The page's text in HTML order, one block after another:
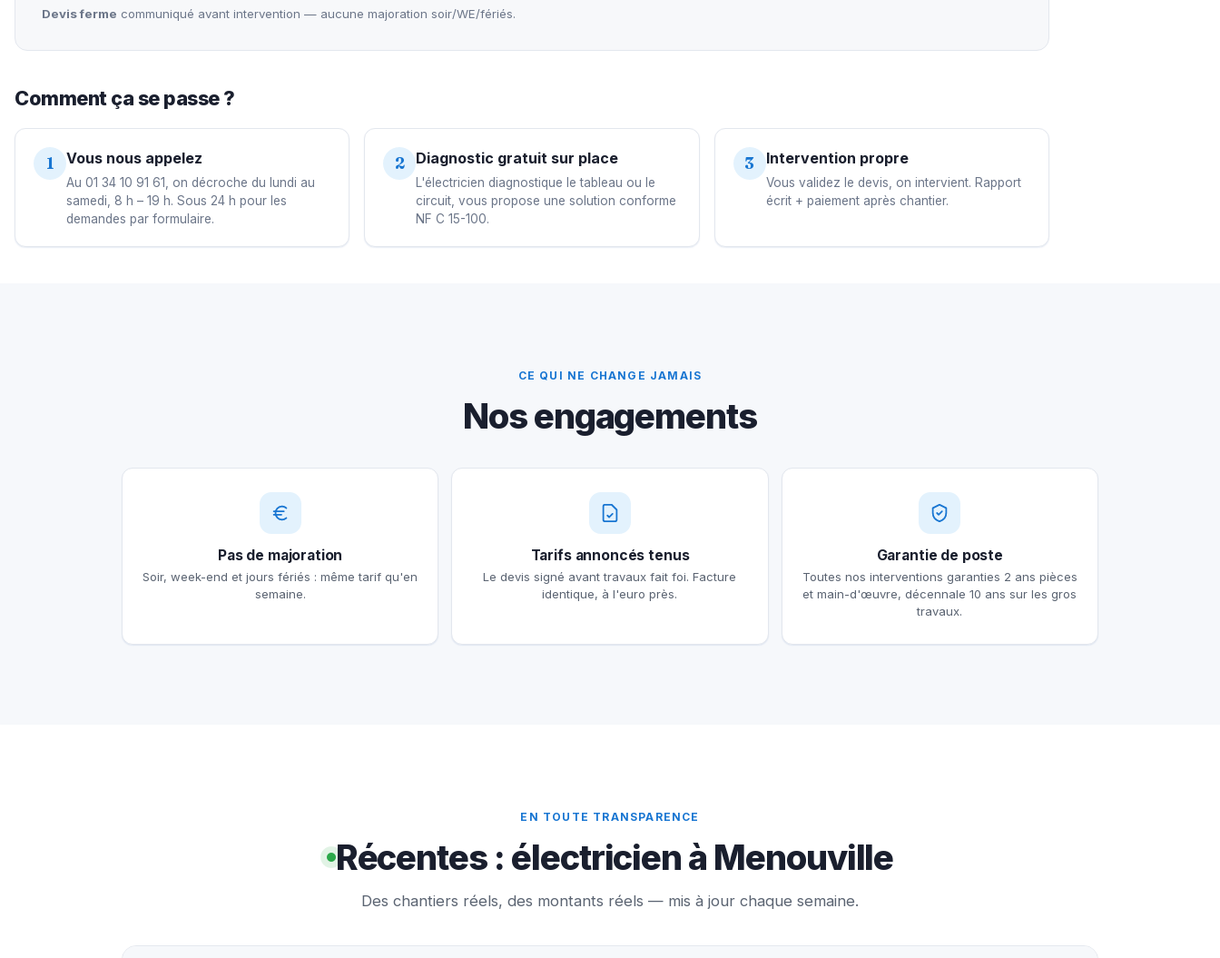
Devis ferme communiqué avant intervention — aucune majoration soir/WE/fériés.
Comment ça se passe ?
1 Vous nous appelez
Au 01 34 10 91 61, on décroche du lundi au
samedi, 8 h – 19 h. Sous 24 h pour les
demandes par formulaire.
2 Diagnostic gratuit sur place
L'électricien diagnostique le tableau ou le
circuit, vous propose une solution conforme
NF C 15-100.
3 Intervention propre
Vous validez le devis, on intervient. Rapport
écrit + paiement après chantier.
CE QUI NE CHANGE JAMAIS
Nos engagements
Pas de majoration
Soir, week-end et jours fériés : même tarif qu'en
semaine.
Tarifs annoncés tenus
Le devis signé avant travaux fait foi. Facture
identique, à l'euro près.
Garantie de poste
Toutes nos interventions garanties 2 ans pièces
et main-d'œuvre, décennale 10 ans sur les gros
travaux.
EN TOUTE TRANSPARENCE
Récentes : électricien à Menouville
Des chantiers réels, des montants réels — mis à jour chaque semaine.